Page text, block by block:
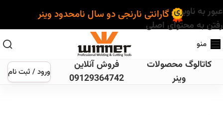
عبور به ناوبری
رفتن به محتوای اصلی
گارانتی نارنجی دو سال نامحدود وینر
منو
کاتالوگ محصولات
وینر
فروش آنلاین
09129364742
ورود / ثبت نام